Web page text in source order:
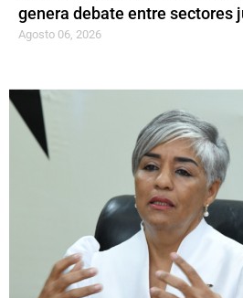
genera debate entre sectores
Agosto 06, 2026